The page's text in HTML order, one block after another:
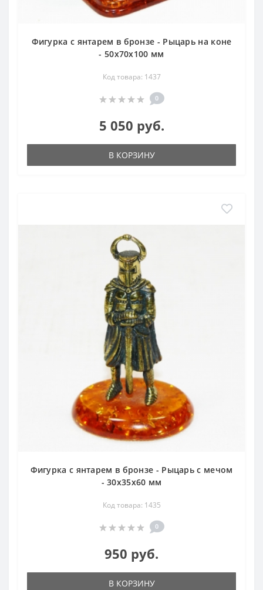
Фигурка с янтарем в бронзе - Рыцарь на коне
- 50х70х100 мм
Код товара: 1437
0
5 050 руб.
В КОРЗИНУ
Фигурка с янтарем в бронзе - Рыцарь с мечом
- 30х35х60 мм
Код товара: 1435
0
950 руб.
В КОРЗИНУ